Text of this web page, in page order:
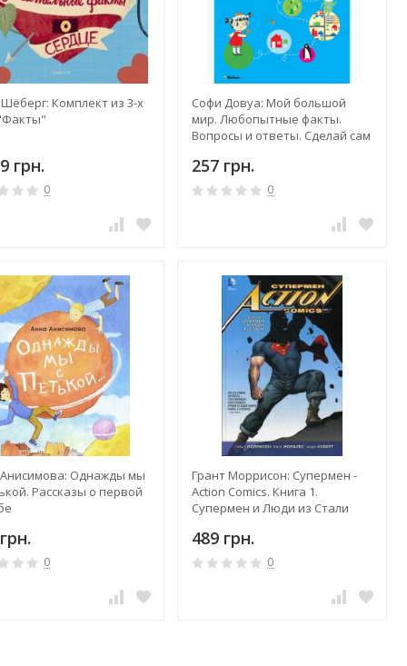
Комплект из 3-х
грн.
0
Софи Довуа: Мой большой
мир. Любопытные факты.
Вопросы и ответы. Сделай сам
257 грн.
0
Однажды мы
Рассказы о первой
0
Грант Моррисон: Супермен -
Action Comics. Книга 1.
Супермен и Люди из Стали
489 грн.
0